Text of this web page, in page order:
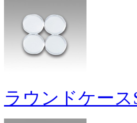
ラウンドケー